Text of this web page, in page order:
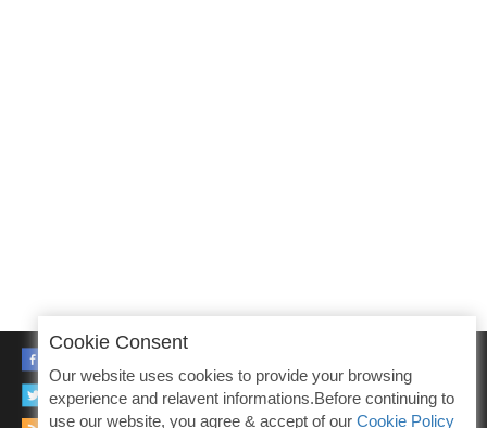
TWITTER
Cookie Consent
Our website uses cookies to provide your browsing
experience and relavent informations.Before continuing to
use our website, you agree & accept of our Cookie Policy